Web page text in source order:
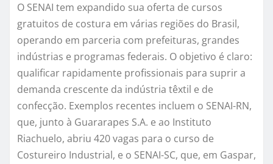
O SENAI tem expandido sua oferta de cursos
gratuitos de costura em várias regiões do Brasil,
operando em parceria com prefeituras, grandes
indústrias e programas federais. O objetivo é claro:
qualificar rapidamente profissionais para suprir a
demanda crescente da indústria têxtil e de
confecção. Exemplos recentes incluem o SENAI-RN,
que, junto à Guararapes S.A. e ao Instituto
Riachuelo, abriu 420 vagas para o curso de
Costureiro Industrial, e o SENAI-SC, que, em Gaspar,